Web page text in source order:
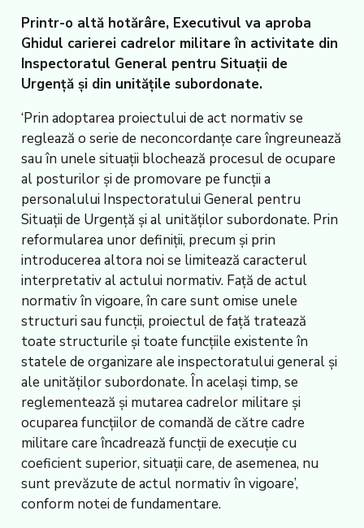
Printr-o altă hotărâre, Executivul va aproba
Ghidul carierei cadrelor militare în activitate din
Inspectoratul General pentru Situații de
Urgență și din unitățile subordonate.
‘Prin adoptarea proiectului de act normativ se
reglează o serie de neconcordanțe care îngreunează
sau în unele situații blochează procesul de ocupare
al posturilor și de promovare pe funcții a
personalului Inspectoratului General pentru
Situații de Urgență și al unităților subordonate. Prin
reformularea unor definiții, precum și prin
introducerea altora noi se limitează caracterul
interpretativ al actului normativ. Față de actul
normativ în vigoare, în care sunt omise unele
structuri sau funcții, proiectul de față tratează
toate structurile și toate funcțiile existente în
statele de organizare ale inspectoratului general și
ale unităților subordonate. În același timp, se
reglementează și mutarea cadrelor militare și
ocuparea funcțiilor de comandă de către cadre
militare care încadrează funcții de execuție cu
coeficient superior, situații care, de asemenea, nu
sunt prevăzute de actul normativ în vigoare’,
conform notei de fundamentare.